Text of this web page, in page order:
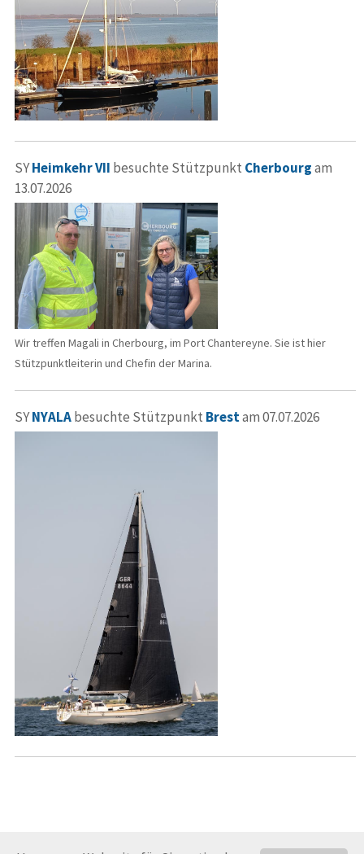
SYHeimkehr VII besuchte Stützpunkt Cherbourgam
13.07.2026
Wir treffen Magali in Cherbourg, im Port Chantereyne. Sie ist hier
Stützpunktleiterin und Chefin der Marina.
SYNYALAbesuchte Stützpunkt Brestam 07.07.2026